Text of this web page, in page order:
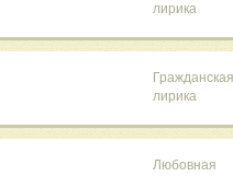
лирика
Гражданская
лирика
Любовная